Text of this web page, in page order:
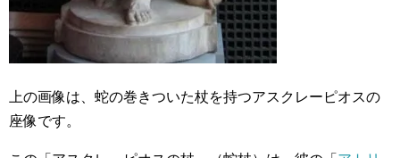
上の画像は、蛇の巻きついた杖を持つアスクレーピオスの
座像です。